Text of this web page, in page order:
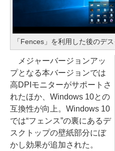
「Fences」を利用した後のデ
メジャーバージョンアッ
プとなる本バージョンでは
高DPIモニターがサポートさ
れたほか、Windows 10との
互換性が向上。Windows 10
では“フェンス”の裏にあるデ
スクトップの壁紙部分にぼ
かし効果が追加された。